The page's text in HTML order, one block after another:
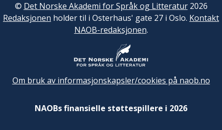
© Det Norske Akademi for Språk og Litteratur2026
Redaksjonen holder til i Osterhaus' gate 27 i Oslo. Kontakt
NAOB-redaksjonen.
Om bruk av informasjonskapsler/cookies på naob.no
NAOBs finansielle støttespillere i 2026